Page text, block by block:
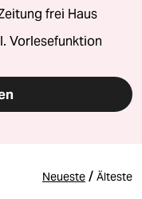
frei Haus
Vorlesefunktion
Neueste / Älteste